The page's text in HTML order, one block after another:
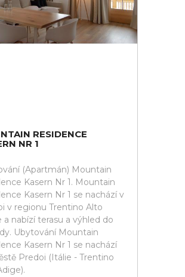
RESIDENCE
NR 1
(Apartmán) Mountain
Kasern Nr 1. Mountain
Kasern Nr 1 se nachází v
v regionu Trentino Alto
a nabízí terasu a výhled do
Ubytování Mountain
Kasern Nr 1 se nachází
Predoi (Itálie - Trentino